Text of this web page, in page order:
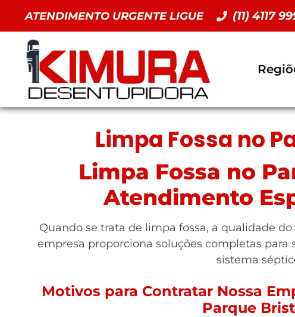
ATENDIMENTO URGENTE LIGUE (11) 4117
Limpa Fossa no
Limpa Fossa no
Atendimento
Quando se trata de limpa fossa, a qualidade
empresa proporciona soluções completas
sistema
Motivos para Contratar Nossa
Parque